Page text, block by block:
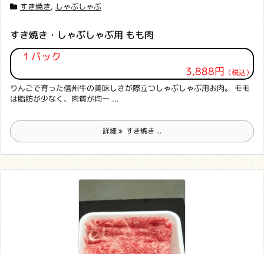
すき焼き, しゃぶしゃぶ
すき焼き・しゃぶしゃぶ用 もも肉
１パック
3,888円 （税込）
りんごで育った信州牛の美味しさが際立つしゃぶしゃぶ用お肉。 モモ
は脂肪が少なく、肉質が均一 ...
詳細 すき焼き ...